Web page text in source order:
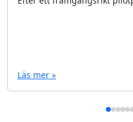
Läs mer »